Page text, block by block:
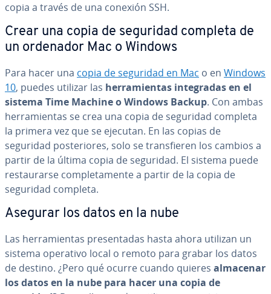
copia a través de una conexión SSH.
Crear una copia de seguridad completa de
un ordenador Mac o Windows
Para hacer una copia de seguridad en Mac o en Windows
10, puedes utilizar las he­rra­mie­n­tas in­te­gra­das en el
sistema Time Machine o Windows Backup. Con ambas
he­rra­mie­n­tas se crea una copia de seguridad completa
la primera vez que se ejecutan. En las copias de
seguridad po­s­te­rio­res, solo se tra­n­s­fie­ren los cambios a
partir de la última copia de seguridad. El sistema puede
re­s­tau­rar­se co­m­ple­ta­me­n­te a partir de la copia de
seguridad completa.
Asegurar los datos en la nube
Las he­rra­mie­n­tas pre­se­n­ta­das hasta ahora utilizan un
sistema operativo local o remoto para grabar los datos
de destino. ¿Pero qué ocurre cuando quieres almacenar
los datos en la nube para hacer una copia de